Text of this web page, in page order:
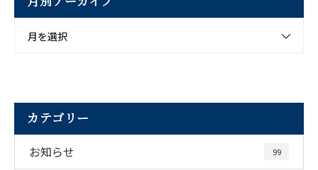
月を選択
カテゴリー
お知らせ 99